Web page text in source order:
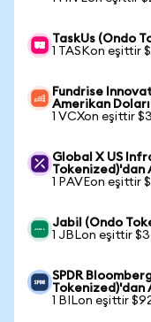
TaskUs (Ondo
1 TASKon eşittir
Fundrise
Amerikan
1 VCXon eşittir
Global X US
Tokenized)'dan
1 PAVEon eşittir
Jabil (Ondo
1 JBLon eşittir
SPDR
Tokenized)'dan
1 BILon eşittir